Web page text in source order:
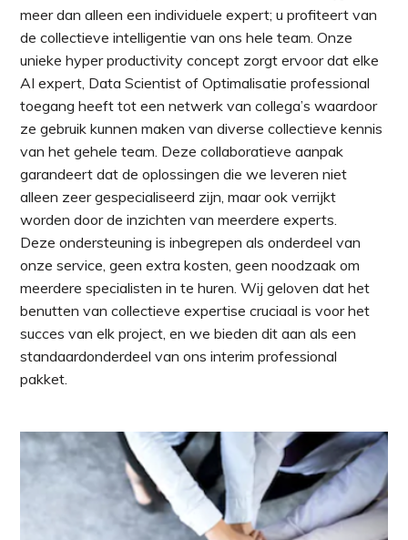
meer dan alleen een individuele expert; u profiteert van
de collectieve intelligentie van ons hele team. Onze
unieke hyper productivity concept zorgt ervoor dat elke
AI expert, Data Scientist of Optimalisatie professional
toegang heeft tot een netwerk van collega’s waardoor
ze gebruik kunnen maken van diverse collectieve kennis
van het gehele team. Deze collaboratieve aanpak
garandeert dat de oplossingen die we leveren niet
alleen zeer gespecialiseerd zijn, maar ook verrijkt
worden door de inzichten van meerdere experts.
Deze ondersteuning is inbegrepen als onderdeel van
onze service, geen extra kosten, geen noodzaak om
meerdere specialisten in te huren. Wij geloven dat het
benutten van collectieve expertise cruciaal is voor het
succes van elk project, en we bieden dit aan als een
standaardonderdeel van ons interim professional
pakket.